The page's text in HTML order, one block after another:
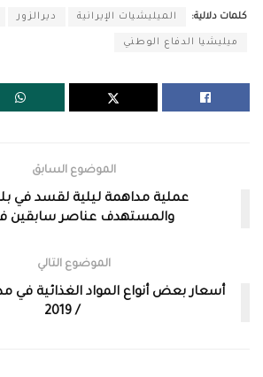
كلمات دلالية: الميليشيات الإيرانية ديرالزور
ميليشيا الدفاع الوطني
الموضوع السابق
عملية مداهمة ليلية لقسد في
والمستهدف عناصر سابقين
الموضوع التالي
/ 2019